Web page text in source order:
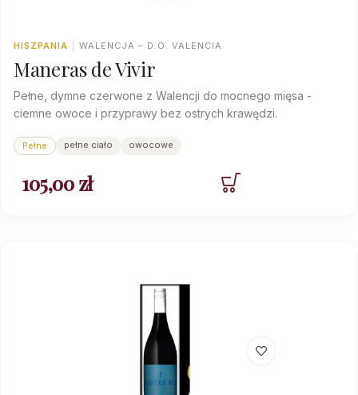
HISZPANIA WALENCJA – D.O. VALENCIA
Maneras de Vivir
Pełne, dymne czerwone z Walencji do mocnego mięsa -
ciemne owoce i przyprawy bez ostrych krawędzi.
Pełne pełne ciało owocowe
105,00zł